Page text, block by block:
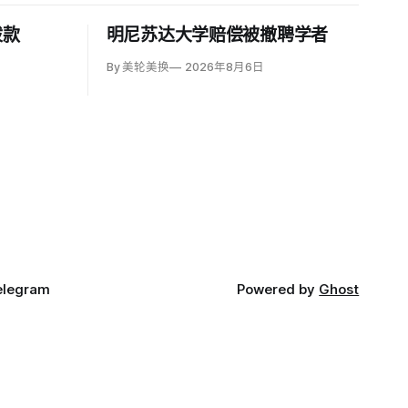
明尼苏达大学赔偿被撤聘学者
By 美轮美换 2026年8月6日
Powered by Ghost